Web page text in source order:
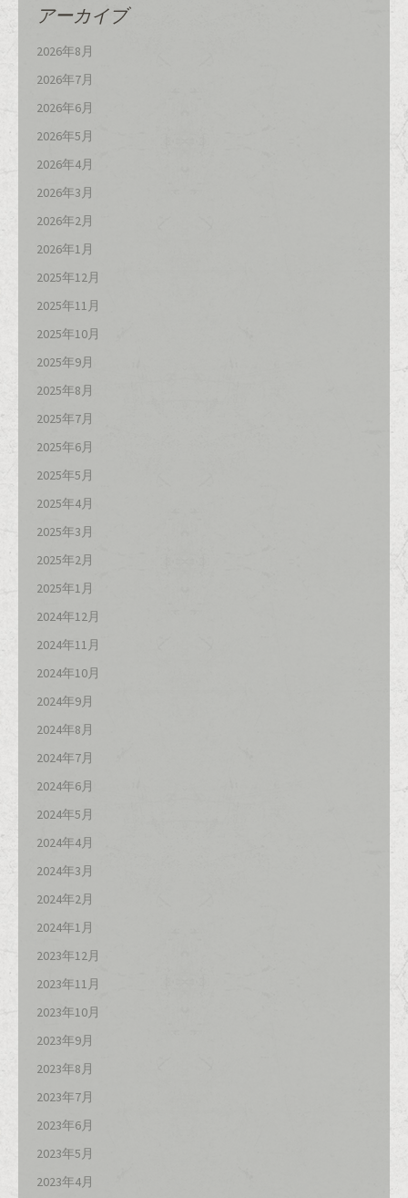
アーカイブ
2026年8月
2026年7月
2026年6月
2026年5月
2026年4月
2026年3月
2026年2月
2026年1月
2025年12月
2025年11月
2025年10月
2025年9月
2025年8月
2025年7月
2025年6月
2025年5月
2025年4月
2025年3月
2025年2月
2025年1月
2024年12月
2024年11月
2024年10月
2024年9月
2024年8月
2024年7月
2024年6月
2024年5月
2024年4月
2024年3月
2024年2月
2024年1月
2023年12月
2023年11月
2023年10月
2023年9月
2023年8月
2023年7月
2023年6月
2023年5月
2023年4月